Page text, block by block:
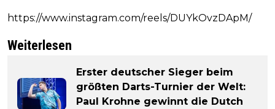
https://www.instagram.com/reels/DUYkOvzDApM/
Weiterlesen
Erster deutscher Sieger beim
größten Darts-Turnier der Welt:
Paul Krohne gewinnt die Dutch